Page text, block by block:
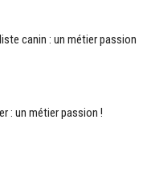
canin : un métier passion
: un métier passion !